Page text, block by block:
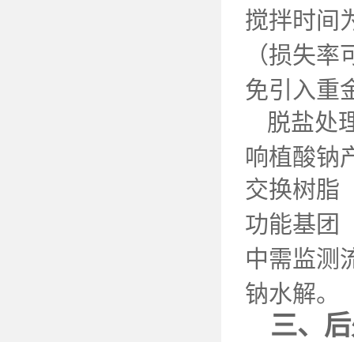
搅拌时间
（损失率
免引入重
脱盐处
响植酸钠
交换树脂
功能基团
中需监测
钠水解。
三、